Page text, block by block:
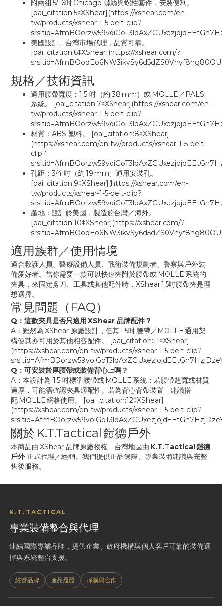
附兩組 5/16吋 Chicago 螺絲與螺柱套件，安裝便利。
[oai_citation:5‡XShear](https://xshear.com/en-
tw/products/xshear-1-5-belt-clip?
美國設計、台灣市場代理，品質可靠。
[oai_citation:6‡XShear](https://xshear.com/?
規格／技術資訊
適用腰帶寬度：1.5 吋（約 38 mm）或 MOLLE／PALS
系統。 [oai_citation:7‡XShear](https://xshear.com/en-
tw/products/xshear-1-5-belt-clip?
材質：ABS 塑料。 [oai_citation:8‡XShear]
(https://xshear.com/en-tw/products/xshear-1-5-belt-
clip?
孔距：3/4 吋（約 19 mm）通用安裝孔。
[oai_citation:9‡XShear](https://xshear.com/en-
tw/products/xshear-1-5-belt-clip?
產地：設計於美國，製造於台灣／海外。
[oai_citation:10‡XShear](https://xshear.com/?
適用族群／使用情境
適合救護人員、醫療設備人員、戰術裝備規劃者、警察與戶外裝
備愛好者。當你需要一款可以快速夾附於腰帶或 MOLLE 系統的
夾具，來固定剪刀、工具或其他配件時，XShear 1.5吋腰帶夾是理
想選擇。
常見問題（FAQ）
Q：這款夾具是否只適用 XShear 品牌配件？
A：雖然為 XShear 原廠設計，但其 1.5吋 腰帶／MOLLE 通用架
構使其亦可用於其他相容配件。 [oai_citation:11‡XShear]
(https://xshear.com/en-tw/products/xshear-1-5-belt-clip?
Q：可安裝於厚腰帶或裝備背心上嗎？
A：本設計為 1.5 吋標準腰帶或 MOLLE 系統；若腰帶超寬或材質
過厚，可能需確認夾具適配性。若為背心背帶裝置，建議搭
配 MOLLE 網格使用。 [oai_citation:12‡XShear]
(https://xshear.com/en-tw/products/xshear-1-5-belt-clip?
關於 K.T.Tactical 鎧德戶外
本商品由 XShear 品牌原廠授權，台灣地區由 K.T.Tactical 鎧德
戶外正式代理／經銷。我們提供正品保障、專業裝備建議與完整
售後服務。
K.T.TACTICAL
專業裝備整合與代理
連結國際專業品牌，提供企業、政府機構與個人客戶可靠的裝備選
擇與系統整合支援。
經營品牌 產品履歷 採購與合作